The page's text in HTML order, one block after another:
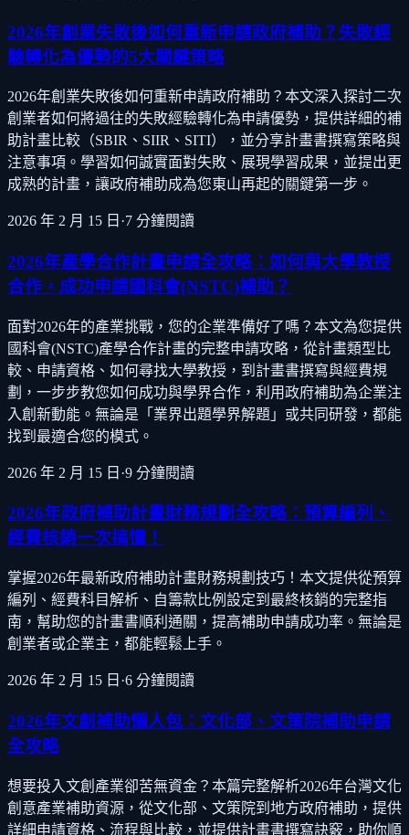
2026年創業失敗後如何重新申請政府補助？失敗經
驗轉化為優勢的5大關鍵策略
2026年創業失敗後如何重新申請政府補助？本文深入探討二次
創業者如何將過往的失敗經驗轉化為申請優勢，提供詳細的補
助計畫比較（SBIR、SIIR、SITI），並分享計畫書撰寫策略與
注意事項。學習如何誠實面對失敗、展現學習成果，並提出更
成熟的計畫，讓政府補助成為您東山再起的關鍵第一步。
2026 年 2 月 15 日 ·7 分鐘閱讀
2026年產學合作計畫申請全攻略：如何與大學教授
合作，成功申請國科會(NSTC)補助？
面對2026年的產業挑戰，您的企業準備好了嗎？本文為您提供
國科會(NSTC)產學合作計畫的完整申請攻略，從計畫類型比
較、申請資格、如何尋找大學教授，到計畫書撰寫與經費規
劃，一步步教您如何成功與學界合作，利用政府補助為企業注
入創新動能。無論是「業界出題學界解題」或共同研發，都能
找到最適合您的模式。
2026 年 2 月 15 日 ·9 分鐘閱讀
2026年政府補助計畫財務規劃全攻略：預算編列、
經費核銷一次搞懂！
掌握2026年最新政府補助計畫財務規劃技巧！本文提供從預算
編列、經費科目解析、自籌款比例設定到最終核銷的完整指
南，幫助您的計畫書順利通關，提高補助申請成功率。無論是
創業者或企業主，都能輕鬆上手。
2026 年 2 月 15 日 ·6 分鐘閱讀
2026年文創補助懶人包：文化部、文策院補助申請
全攻略
想要投入文創產業卻苦無資金？本篇完整解析2026年台灣文化
創意產業補助資源，從文化部、文策院到地方政府補助，提供
詳細申請資格、流程與比較，並提供計畫書撰寫訣竅，助你順